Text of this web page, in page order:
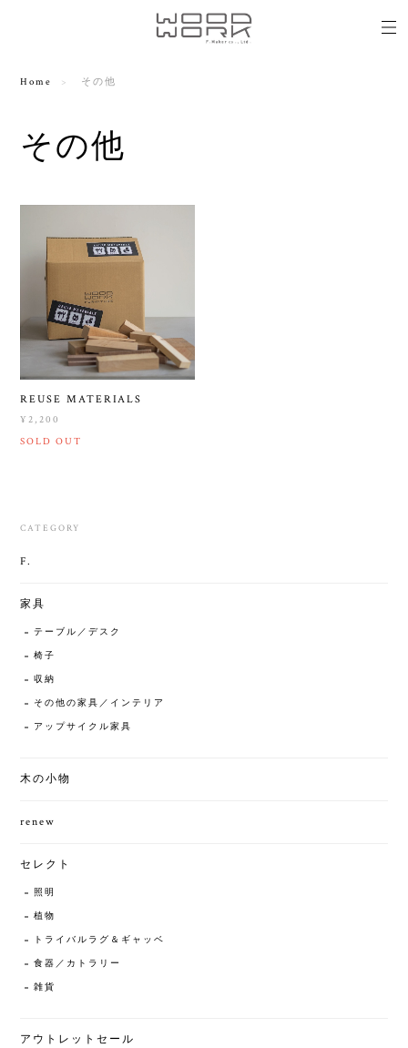
Home その他
その他
REUSE MATERIALS
¥2,200
SOLD OUT
CATEGORY
F.
家具
テーブル／デスク
椅子
収納
その他の家具／インテリア
アップサイクル家具
木の小物
renew
セレクト
照明
植物
トライバルラグ＆ギャッベ
食器／カトラリー
雑貨
アウトレットセール